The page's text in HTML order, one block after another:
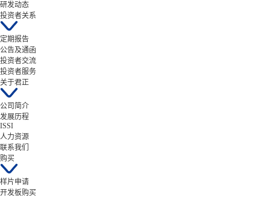
研发动态
投资者关系
定期报告
公告及通函
投资者交流
投资者服务
关于君正
公司简介
发展历程
ISSI
人力资源
联系我们
购买
样片申请
开发板购买